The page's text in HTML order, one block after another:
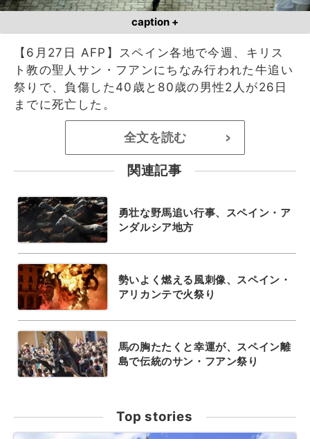
caption +
【6月27日 AFP】スペイン各地で今週、キリス
ト教の聖人サン・フアンにちなみ行われた牛追い
祭りで、負傷した40歳と80歳の男性2人が26日
までに死亡した。
全文を読む >
関連記事
勇壮な野馬追い行事、スペイン・ア
ンダルシア地方
勢いよく燃える風刺像、スペイン・
アリカンテで火祭り
馬の胸たたくと幸運が、スペイン離
島で伝統のサン・フアン祭り
Top stories